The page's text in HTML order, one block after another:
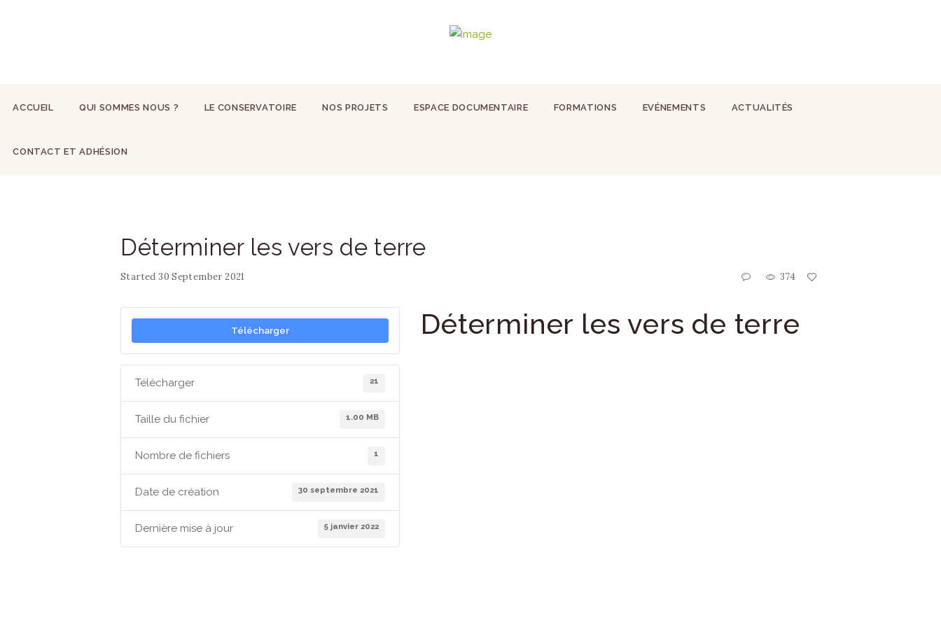
ACCUEIL QUI SOMMES NOUS ? LE CONSERVATOIRE NOS PROJETS ESPACE DOCUMENTAIRE FORMATIONS EVÉNEMENTS ACTUALITÉS
CONTACT ET ADHÉSION
Déterminer les vers de terre
Started 30 September 2021 374
Télécharger
Télécharger 21
Taille du fichier 1.00 MB
Nombre de fichiers 1
Date de création 30 septembre 2021
Dernière mise à jour 5 janvier 2022
Déterminer les vers de terre